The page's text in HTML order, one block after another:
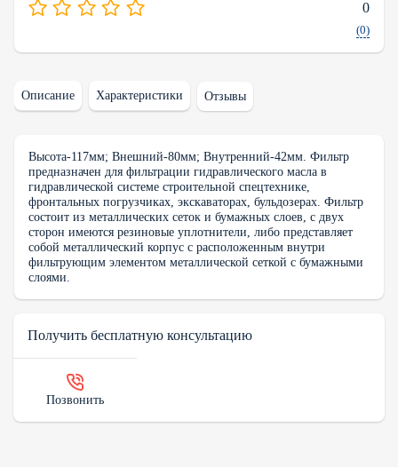
0
(0)
Описание Характеристики Отзывы
Высота-117мм; Внешний-80мм; Внутренний-42мм. Фильтр
предназначен для фильтрации гидравлического масла в
гидравлической системе строительной спецтехнике,
фронтальных погрузчиках, экскаваторах, бульдозерах. Фильтр
состоит из металлических сеток и бумажных слоев, с двух
сторон имеются резиновые уплотнители, либо представляет
собой металлический корпус с расположенным внутри
фильтрующим элементом металлической сеткой с бумажными
слоями.
Получить бесплатную консультацию
Позвонить